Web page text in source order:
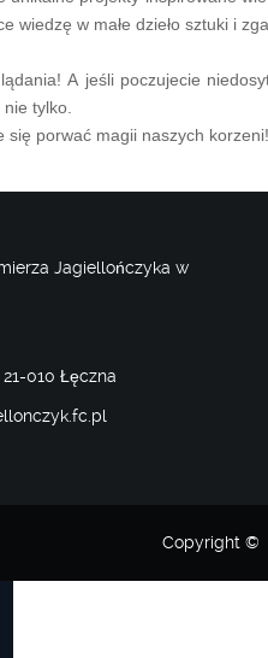
wiedzę w małe dzieło sztuki i
A jeśli poczujecie
tylko.
się porwać magii naszych korzeni!
Jagiellończyka w
010 Łęczna
Copyright ©